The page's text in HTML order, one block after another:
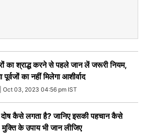
का श्राद्ध करने से पहले जान लें जरूरी नियम,
पूर्वजों का नहीं मिलेगा आशीर्वाद
Oct 03, 2023 04:56 pm IST
दोष कैसे लगता है? जानिए इसकी पहचान कैसे
के उपाय भी जान लीजिए